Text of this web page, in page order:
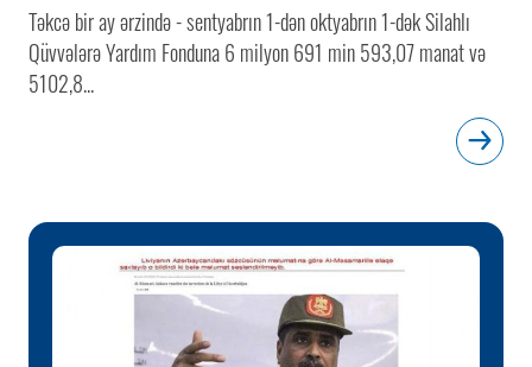
Təkcə bir ay ərzində - sentyabrın 1-dən oktyabrın 1-dək Silahlı
Qüvvələrə Yardım Fonduna 6 milyon 691 min 593,07 manat və
5102,8...